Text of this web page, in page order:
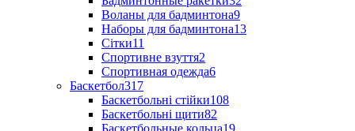
Воланы для бадминтона9
Наборы для бадминтона13
Сітки11
Спортивне взуття2
Спортивная одежда6
Баскетбол317
Баскетбольні стійки108
Баскетбольні щити82
Баскетбольные кольца19